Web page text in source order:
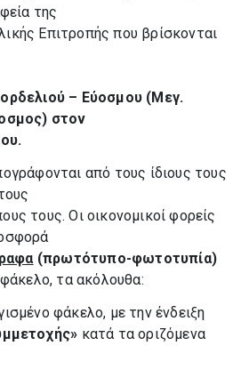
της
Επιτροπής που βρίσκονται
– Εύοσμου (Μεγ.
στον
από τους ίδιους τους
τους. Οι οικονομικοί φορείς
(πρωτότυπο-φωτοτυπία)
τα ακόλουθα:
φάκελο, με την ένδειξη
κατά τα οριζόμενα